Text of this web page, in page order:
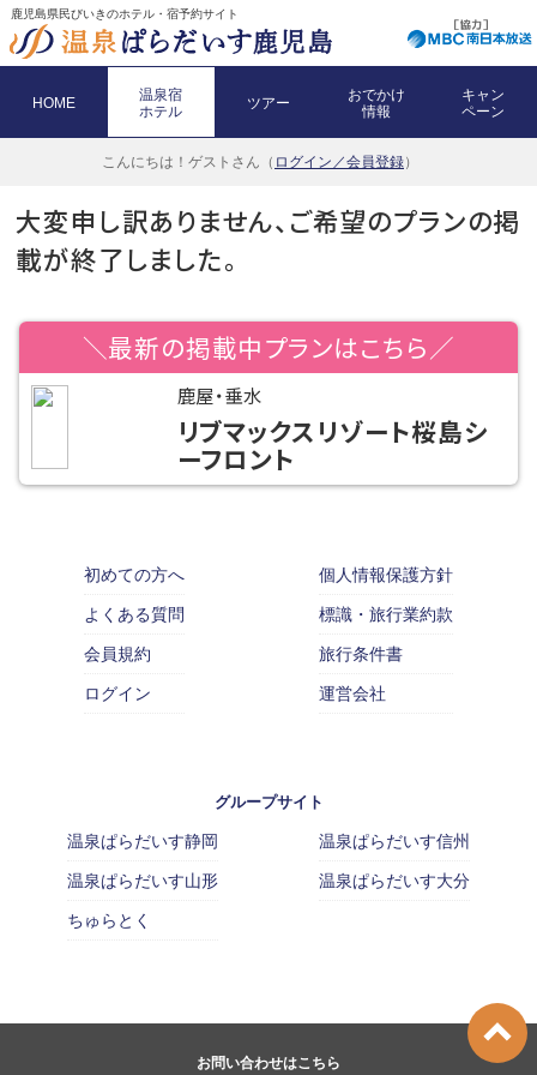
鹿児島県民びいきのホテル・宿予約サイト
HOME
温泉宿
ホテル
ツアー
おでかけ
情報
キャン
ペーン
こんにちは！ ゲストさん（ ログイン／会員登録）
大変申し訳ありません、ご希望のプランの掲
載が終了しました。
＼最新の掲載中プランはこちら／
鹿屋・垂水
リブマックスリゾート桜島シ
ーフロント
初めての方へ
よくある質問
会員規約
ログイン
個人情報保護方針
標識・旅行業約款
旅行条件書
運営会社
グループサイト
温泉ぱらだいす静岡
温泉ぱらだいす山形
ちゅらとく
温泉ぱらだいす信州
温泉ぱらだいす大分
お問い合わせはこちら